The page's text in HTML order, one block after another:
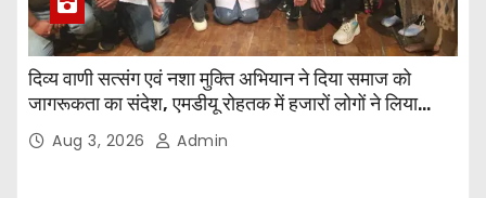
दिव्य वाणी सत्संग एवं नशा मुक्ति अभियान ने दिया समाज को
जागरूकता का संदेश, एमडीयू रोहतक में हजारों लोगों ने लिया
संकल्पAug 3, 2026 Admin